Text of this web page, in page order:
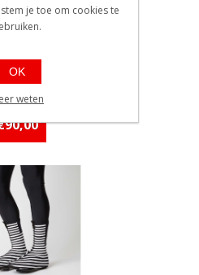
Neo Black /
45-48
Minder dan 5
je toe om cookies te
OK
weten